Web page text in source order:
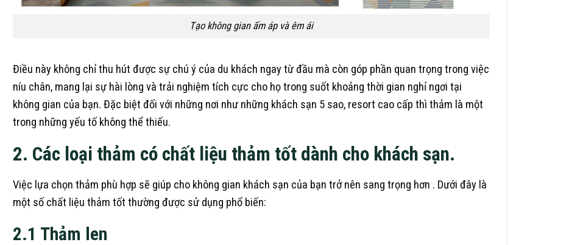
Tạo không gian ấm áp và êm ái
Điều này không chỉ thu hút được sự chú ý của du khách ngay từ đầu mà còn góp phần quan trọng trong việc
níu chân, mang lại sự hài lòng và trải nghiệm tích cực cho họ trong suốt khoảng thời gian nghỉ ngơi tại
không gian của bạn. Đặc biệt đối với những nơi như những khách sạn 5 sao, resort cao cấp thì thảm là một
trong những yếu tố không thể thiếu.
2. Các loại thảm có chất liệu thảm tốt dành cho khách sạn.
Việc lựa chọn thảm phù hợp sẽ giúp cho không gian khách sạn của bạn trở nên sang trọng hơn . Dưới đây là
một số chất liệu thảm tốt thường được sử dụng phổ biến:
2.1 Thảm len